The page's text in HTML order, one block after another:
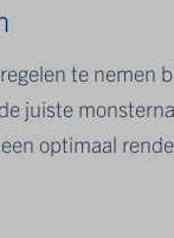
te nemen
juiste
optimaal